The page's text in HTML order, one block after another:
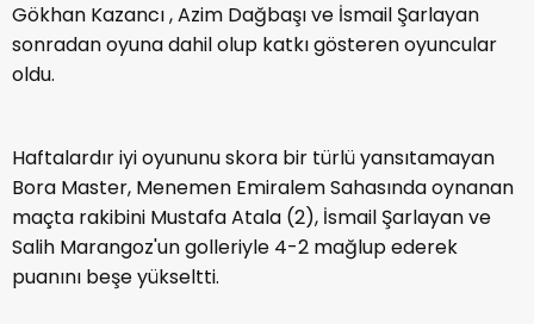
Gökhan Kazancı , Azim Dağbaşı ve İsmail Şarlayan
sonradan oyuna dahil olup katkı gösteren oyuncular
oldu.
Haftalardır iyi oyununu skora bir türlü yansıtamayan
Bora Master, Menemen Emiralem Sahasında oynanan
maçta rakibini Mustafa Atala (2), İsmail Şarlayan ve
Salih Marangoz'un golleriyle 4-2 mağlup ederek
puanını beşe yükseltti.